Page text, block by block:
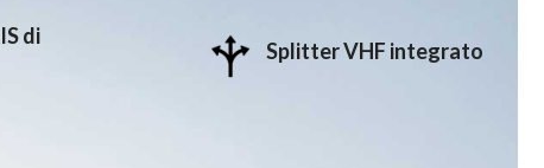
di
Splitter VHF integrato